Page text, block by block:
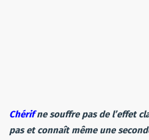
Chérifne souffre pas de l’effet
pas et connaît même une